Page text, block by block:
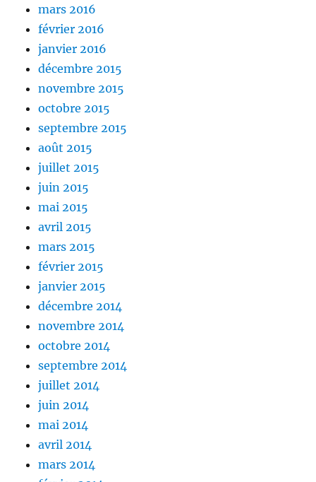
mars 2016
février 2016
janvier 2016
décembre 2015
novembre 2015
octobre 2015
septembre 2015
août 2015
juillet 2015
juin 2015
mai 2015
avril 2015
mars 2015
février 2015
janvier 2015
décembre 2014
novembre 2014
octobre 2014
septembre 2014
juillet 2014
juin 2014
mai 2014
avril 2014
mars 2014